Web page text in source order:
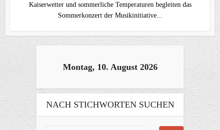
Kaiserwetter und sommerliche Temperaturen begleiten das
Sommerkonzert der Musikinitiative...
Montag, 10. August 2026
NACH STICHWORTEN SUCHEN